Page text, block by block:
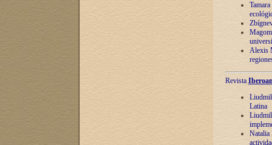
Alexis
Revista
Latina
Natalia